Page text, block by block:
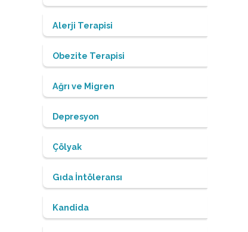
Alerji Terapisi
Obezite Terapisi
Ağrı ve Migren
Depresyon
Çölyak
Gıda İntöleransı
Kandida